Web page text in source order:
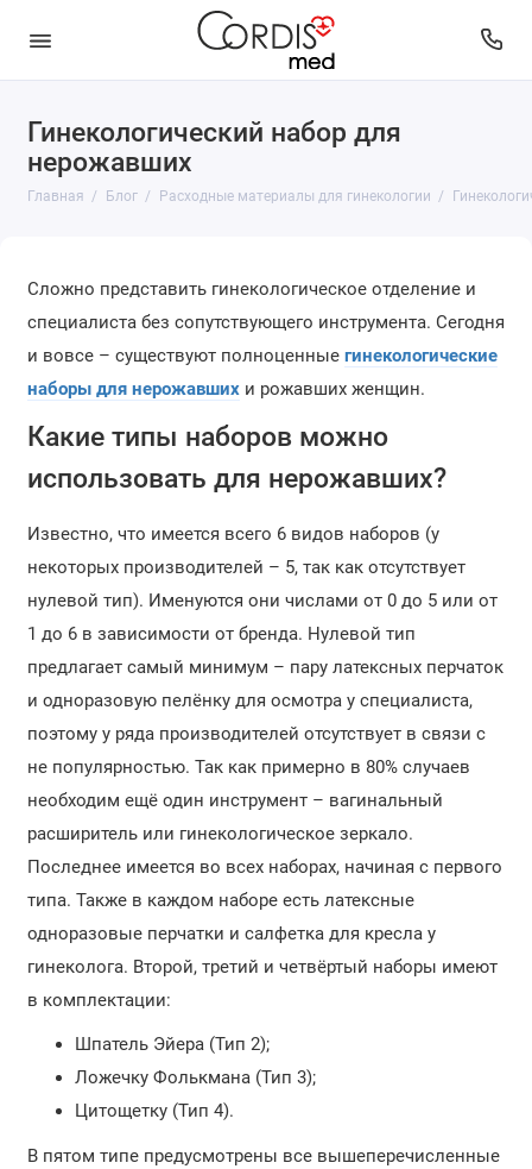
Гинекологический набор для
нерожавших
Главная Блог Расходные материалы для гинекологии
Сложно представить гинекологическое отделение и
специалиста без сопутствующего инструмента. Сегодня
и вовсе – существуют полноценные гинекологические
наборы для нерожавшихи рожавших женщин.
Какие типы наборов можно
использовать для нерожавших?
Известно, что имеется всего 6 видов наборов (у
некоторых производителей – 5, так как отсутствует
нулевой тип). Именуются они числами от 0 до 5 или от
1 до 6 в зависимости от бренда. Нулевой тип
предлагает самый минимум – пару латексных перчаток
и одноразовую пелёнку для осмотра у специалиста,
поэтому у ряда производителей отсутствует в связи с
не популярностью. Так как примерно в 80% случаев
необходим ещё один инструмент – вагинальный
расширитель или гинекологическое зеркало.
Последнее имеется во всех наборах, начиная с первого
типа. Также в каждом наборе есть латексные
одноразовые перчатки и салфетка для кресла у
гинеколога. Второй, третий и четвёртый наборы имеют
в комплектации:
Шпатель Эйера (Тип 2);
Ложечку Фолькмана (Тип 3);
Цитощетку (Тип 4).
В пятом типе предусмотрены все вышеперечисленные